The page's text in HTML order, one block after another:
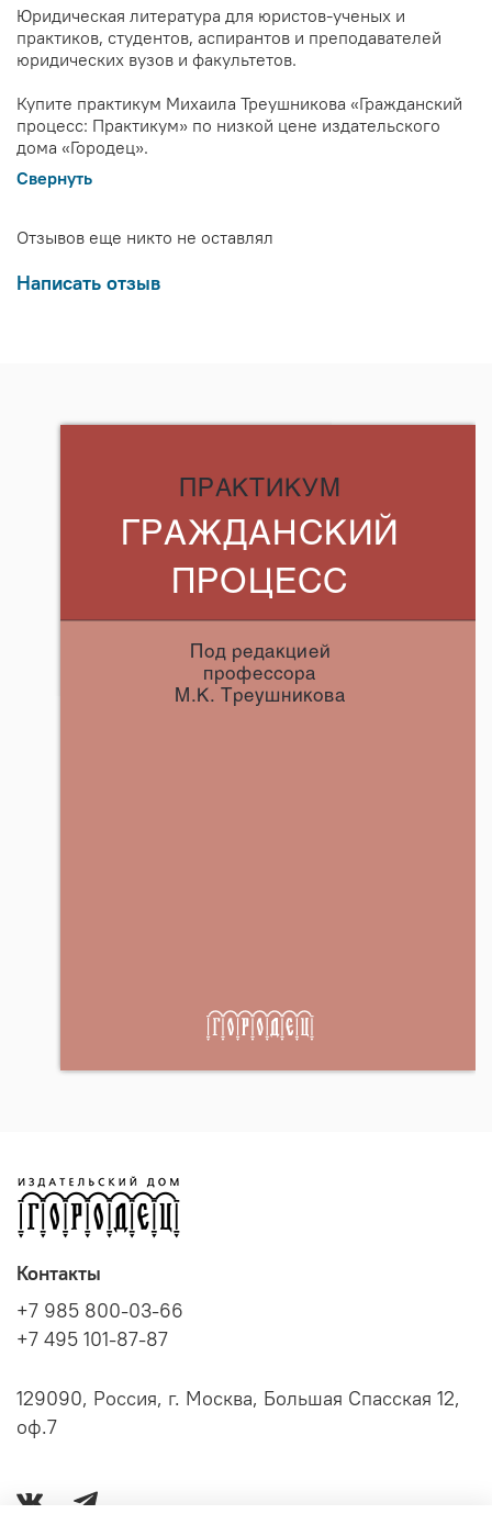
Юридическая литература для юристов-ученых и
практиков, студентов, аспирантов и преподавателей
юридических вузов и факультетов.
Купите практикум Михаила Треушникова «Гражданский
процесс: Практикум» по низкой цене издательского
дома «Городец».
Свернуть
Отзывов еще никто не оставлял
Написать отзыв
Контакты
+7 985 800-03-66
+7 495 101-87-87
129090, Россия, г. Москва, Большая Спасская 12,
оф.7